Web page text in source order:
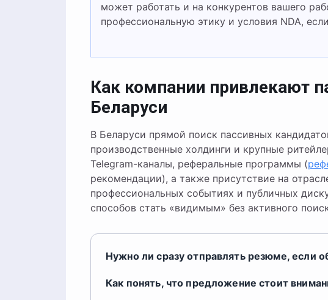
может работать и на конкурентов вашего
профессиональную этику и условия NDA,
Как компании привлекают
Беларуси
В Беларуси прямой поиск пассивных
производственные холдинги и крупные
Telegram-каналы, реферальные программы (
рекомендации), а также присутствие на
профессиональных событиях и публичных
способов стать «видимым» без активного
Нужно ли сразу отправлять резюме, если
Как понять, что предложение стоит